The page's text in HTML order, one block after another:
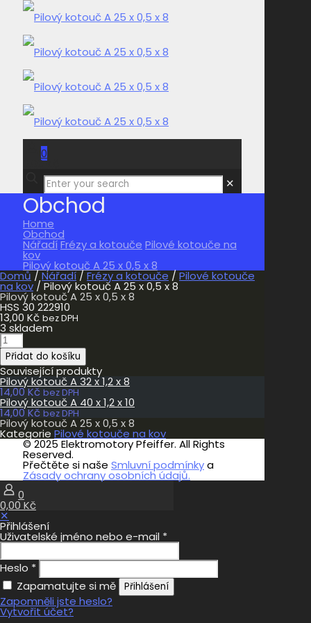
0
0,00 Kč
✕
Obchod
Home
Obchod
NářadíFrézy a kotouče Pilové kotouče na
kov
Pilový kotouč A 25 x 0,5 x 8
Domů / Nářadí / Frézy a kotouče / Pilové kotouče
na kov / Pilový kotouč A 25 x 0,5 x 8
Pilový kotouč A 25 x 0,5 x 8
HSS 30 222910
13,00 Kč bez DPH
3 skladem
Pilový
kotouč
A
25
x
0,5
x
8
množství
Přidat do košíku
Související produkty
Pilový kotouč A 32 x 1,2 x 8
14,00Kč bez DPH
Pilový kotouč A 40 x 1,2 x 10
14,00Kč bez DPH
Pilový kotouč A 25 x 0,5 x 8
Kategorie Pilové kotouče na kov
© 2025 Elektromotory Pfeiffer. All Rights
Reserved.
Přečtěte si naše Smluvní podmínkya
Zásady ochrany osobních údajů.
0
0,00 Kč
✕
Přihlášení
Uživatelské jméno nebo e-mail *
Heslo *
Zapamatujte si mě
Přihlášení
Zapomněli jste heslo?
Vytvořit účet?